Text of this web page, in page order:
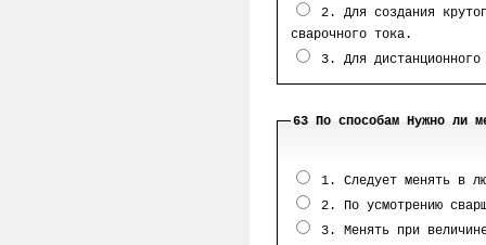
2. Для создания
сварочного тока.
3. Для
63 По способам Нужно ли
1. Следует менять в
2. По усмотрению
3. Менять при